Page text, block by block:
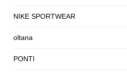
NIKE SPORTWEAR
oltana
PONTI